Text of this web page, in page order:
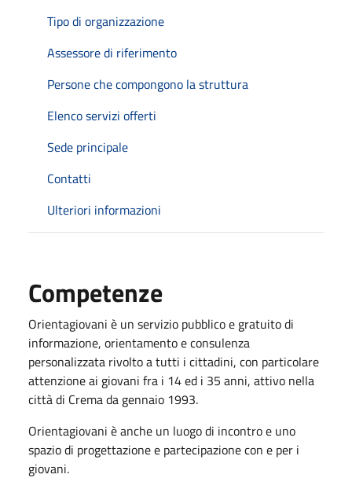
Tipo di organizzazione
Assessore di riferimento
Persone che compongono la struttura
Elenco servizi offerti
Sede principale
Contatti
Ulteriori informazioni
Competenze
Orientagiovani è un servizio pubblico e gratuito di
informazione, orientamento e consulenza
personalizzata rivolto a tutti i cittadini, con particolare
attenzione ai giovani fra i 14 ed i 35 anni, attivo nella
città di Crema da gennaio 1993.
Orientagiovani è anche un luogo di incontro e uno
spazio di progettazione e partecipazione con e per i
giovani.